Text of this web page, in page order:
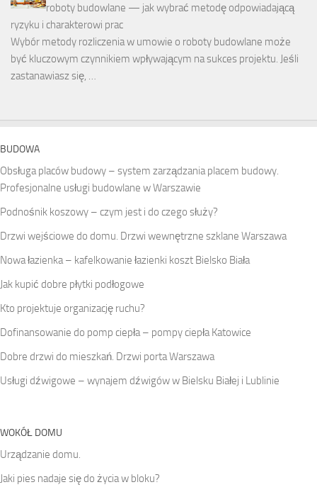
roboty budowlane — jak wybrać metodę odpowiadającą
ryzyku i charakterowi prac
Wybór metody rozliczenia w umowie o roboty budowlane może
być kluczowym czynnikiem wpływającym na sukces projektu. Jeśli
zastanawiasz się, …
BUDOWA
Obsługa placów budowy – system zarządzania placem budowy.
Profesjonalne usługi budowlane w Warszawie
Podnośnik koszowy – czym jest i do czego służy?
Drzwi wejściowe do domu. Drzwi wewnętrzne szklane Warszawa
Nowa łazienka – kafelkowanie łazienki koszt Bielsko Biała
Jak kupić dobre płytki podłogowe
Kto projektuje organizację ruchu?
Dofinansowanie do pomp ciepła – pompy ciepła Katowice
Dobre drzwi do mieszkań. Drzwi porta Warszawa
Usługi dźwigowe – wynajem dźwigów w Bielsku Białej i Lublinie
WOKÓŁ DOMU
Urządzanie domu.
Jaki pies nadaje się do życia w bloku?